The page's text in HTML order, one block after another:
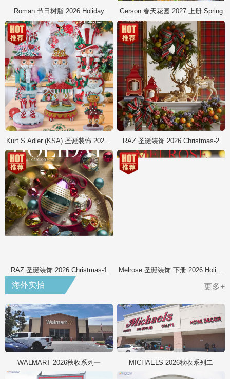
Roman 节日树脂 2026 Holiday Gerson 春天花园 2027 上册 Spring
RAZ 圣诞装饰 2026 Christmas-2
RAZ 圣诞装饰 2026 Christmas-1 Melrose 圣诞装饰 下册 2026 Holiday
海外实拍 更多+
WALMART 2026秋收系列一 MICHAELS 2026秋收系列二